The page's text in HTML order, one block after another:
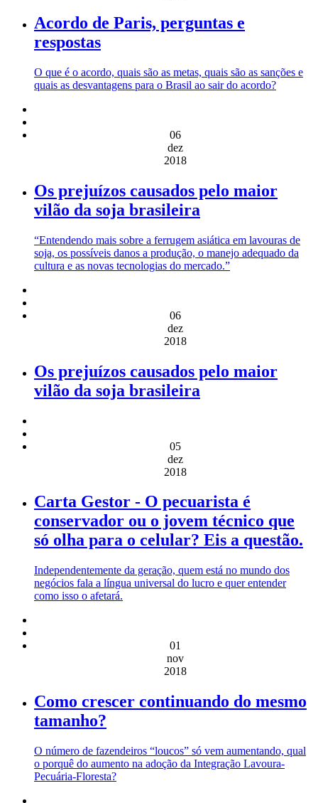
Acordo de Paris, perguntas e
respostas
O que é o acordo, quais são as metas, quais são as sanções e
quais as desvantagens para o Brasil ao sair do acordo?
06
dez
2018
Os prejuízos causados pelo maior
vilão da soja brasileira
“Entendendo mais sobre a ferrugem asiática em lavouras de
soja, os possíveis danos a produção, o manejo adequado da
cultura e as novas tecnologias do mercado.”
06
dez
2018
Os prejuízos causados pelo maior
vilão da soja brasileira
05
dez
2018
Carta Gestor - O pecuarista é
conservador ou o jovem técnico que
só olha para o celular? Eis a questão.
Independentemente da geração, quem está no mundo dos
negócios fala a língua universal do lucro e quer entender
como isso o afetará.
01
nov
2018
Como crescer continuando do mesmo
tamanho?
O número de fazendeiros “loucos” só vem aumentando, qual
o porquê do aumento na adoção da Integração Lavoura-
Pecuária-Floresta?